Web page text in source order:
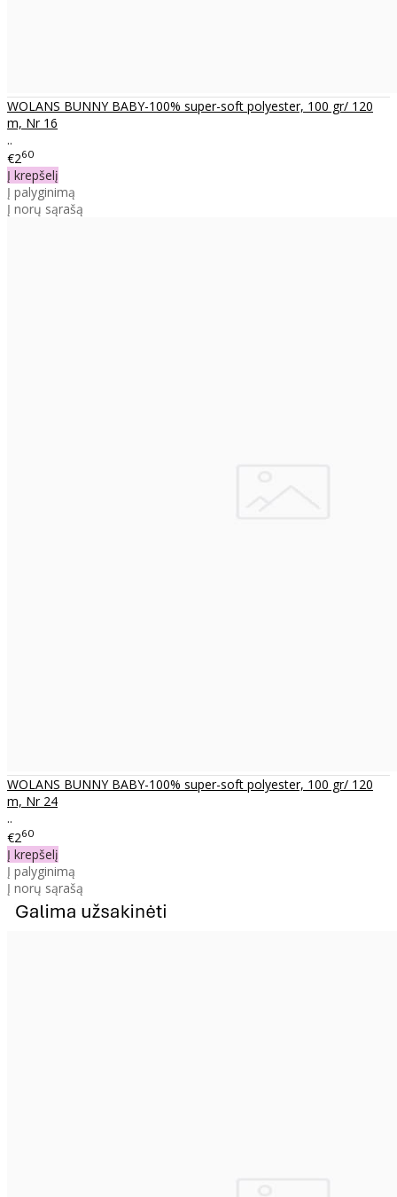
WOLANS BUNNY BABY-100% super-soft polyester, 100 gr/ 120
m, Nr 16
..
€260
Į krepšelį
Į palyginimą
Į norų sąrašą
WOLANS BUNNY BABY-100% super-soft polyester, 100 gr/ 120
m, Nr 24
..
€260
Į krepšelį
Į palyginimą
Į norų sąrašą